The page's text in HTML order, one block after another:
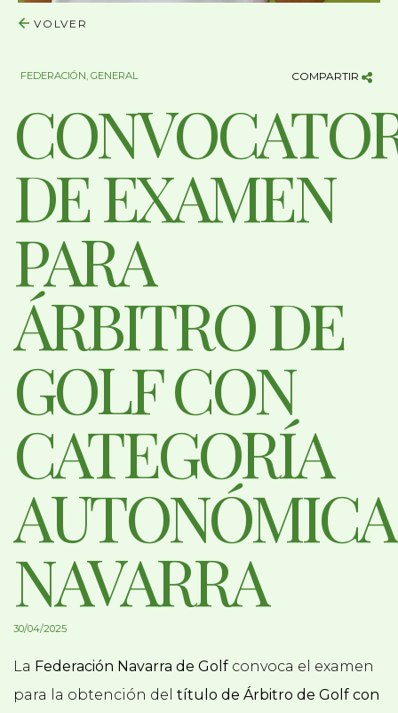
VOLVER
FEDERACIÓN GENERAL COMPARTIR
DE EXAMEN
PARA
ÁRBITRO DE
GOLF CON
CATEGORÍA
AUTONÓMICA
NAVARRA
30/04/2025
La Federación Navarra de Golf convoca el examen
para la obtención del título de Árbitro de Golf con